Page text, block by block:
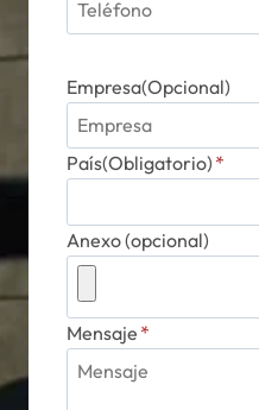
Empresa(Opcional)
País(Obligatorio) *
Anexo (opcional)
Mensaje *